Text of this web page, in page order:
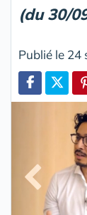
(du 30/
Publié le 24
Partager